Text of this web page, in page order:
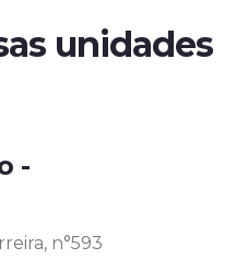
unidades
-
n°593